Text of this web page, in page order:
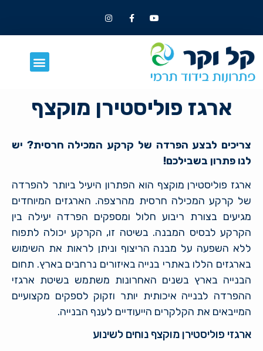
ארגז פוליסטירן מוקצף
צריכים לבצע הפרדה של קרקע המכילה חרסית? יש
לנו פתרון בשבילכם!
ארגז פוליסטירן מוקצף הוא הפתרון היעיל ביותר להפרדה
של קרקע המכילה חרסית מהרצפה. הארגזים המיוחדים
מגיעים בצורת ריבוע חלול ומספקים הפרדה יעילה בין
הקרקע לבסיס המבנה. בשיטה זו, הקרקע יכולה לתפוח
ללא השפעה על מבנה הריצוף וניתן לראות את השימוש
בארגזים הללו באתרי בנייה באיזורים נרחבים בארץ. תחום
הבנייה בארץ בשנים האחרונות משתמש בשיטת ארגזי
ההפרדה לבנייה איכותית יותר וזקוק לספקים מקצועיים
המייבאים את הקלקרים הייעודיים לענף הבנייה.
ארגזי פוליסטירן מוקצף נוחים לשינוע